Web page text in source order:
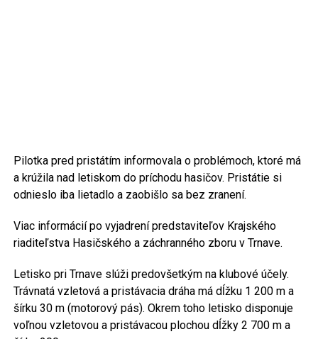
Pilotka pred pristátím informovala o problémoch, ktoré má
a krúžila nad letiskom do príchodu hasičov. Pristátie si
odnieslo iba lietadlo a zaobišlo sa bez zranení.
Viac informácií po vyjadrení predstaviteľov Krajského
riaditeľstva Hasičského a záchranného zboru v Trnave.
Letisko pri Trnave slúži predovšetkým na klubové účely.
Trávnatá vzletová a pristávacia dráha má dĺžku 1 200 m a
šírku 30 m (motorový pás). Okrem toho letisko disponuje
voľnou vzletovou a pristávacou plochou dĺžky 2 700 m a